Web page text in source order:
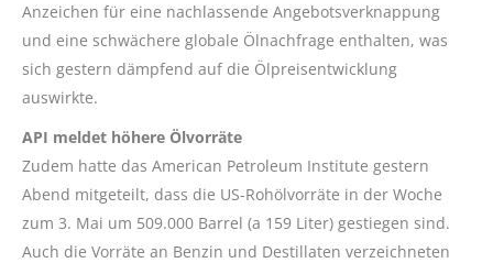
Anzeichen für eine nachlassende Angebotsverknappung
und eine schwächere globale Ölnachfrage enthalten, was
sich gestern dämpfend auf die Ölpreisentwicklung
auswirkte.
API meldet höhere Ölvorräte
Zudem hatte das American Petroleum Institute gestern
Abend mitgeteilt, dass die US-Rohölvorräte in der Woche
zum 3. Mai um 509.000 Barrel (a 159 Liter) gestiegen sind.
Auch die Vorräte an Benzin und Destillaten verzeichneten